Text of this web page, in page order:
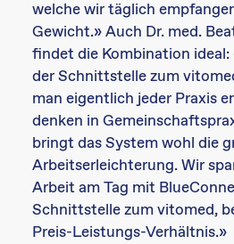
welche wir täglich
Gewicht.» Auch Dr. med.
findet die Kombination
der Schnittstelle zum
man eigentlich jeder Praxis
denken in
bringt das System wohl die
Arbeitserleichterung. Wir
Arbeit am Tag mit
Schnittstelle zum vitomed,
Preis-Leistungs-Verhältnis.»